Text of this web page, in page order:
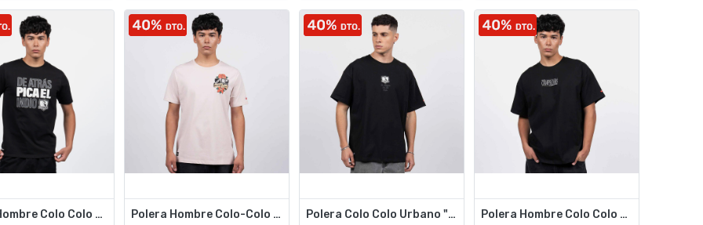
Polera Hombre Colo Colo Urbano "De Atrás Pica el Indio" Negro Polera Hombre Colo-Colo Urbano "Para Toda la Vida" Rosado Polera Colo Colo Urbano "La Alegría de mi Vida" Negro Polera Hombre Colo Colo Oversize "CAMPEONES" Negro